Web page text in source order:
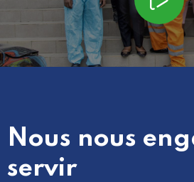
Nous nous
servir